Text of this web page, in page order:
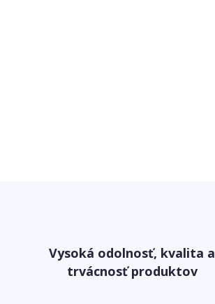
Vysoká odolnosť, kvalita a
trvácnosť produktov